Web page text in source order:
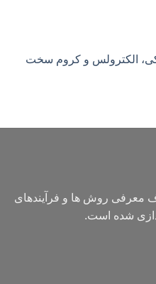
الکترولس و کروم سخت
معرفی روش ها و فرآیندهای
شده است.